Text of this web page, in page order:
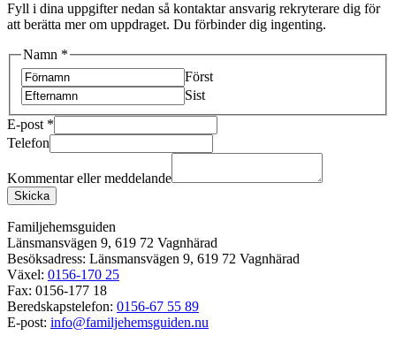
Fyll i dina uppgifter nedan så kontaktar ansvarig rekryterare dig för
att berätta mer om uppdraget. Du förbinder dig ingenting.
Namn *
Först
Sist
E-post *
Telefon
Kommentar eller meddelande
Skicka
Familjehemsguiden
Länsmansvägen 9, 619 72 Vagnhärad
Besöksadress: Länsmansvägen 9, 619 72 Vagnhärad
Växel: 0156-170 25
Fax: 0156-177 18
Beredskapstelefon: 0156-67 55 89
E-post: info@familjehemsguiden.nu